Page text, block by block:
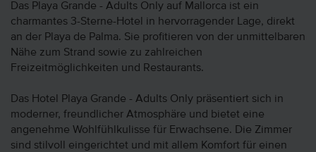
Das Playa Grande - Adults Only auf Mallorca ist ein
charmantes 3-Sterne-Hotel in hervorragender Lage, direkt
an der Playa de Palma. Sie profitieren von der unmittelbaren
Nähe zum Strand sowie zu zahlreichen
Freizeitmöglichkeiten und Restaurants.
Das Hotel Playa Grande - Adults Only präsentiert sich in
moderner, freundlicher Atmosphäre und bietet eine
angenehme Wohlfühlkulisse für Erwachsene. Die Zimmer
sind stilvoll eingerichtet und mit allem Komfort für einen